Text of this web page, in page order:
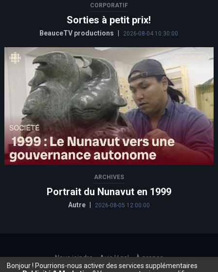
CORPORATIF
Sorties à petit prix!
BeauceTV productions 2026-08-04 10:30:00
ARCHIVES
Portrait du Nunavut en 1999
Autre 2026-08-05 12:00:00
Bonjour ! Pourrions-nous activer des services supplémentaires
Nous joindre Avis légal À propos
©2026, Beauce.TV